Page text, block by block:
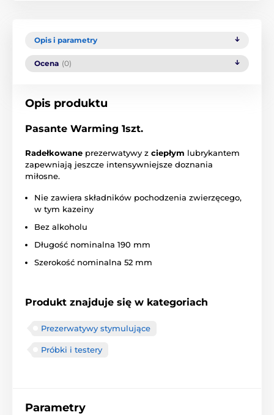
Opis i parametry
Ocena (0)
Opis produktu
Pasante Warming 1szt.
Radełkowane prezerwatywy z ciepłym lubrykantem
zapewniają jeszcze intensywniejsze doznania
miłosne.
Nie zawiera składników pochodzenia zwierzęcego,
w tym kazeiny
Bez alkoholu
Długość nominalna 190 mm
Szerokość nominalna 52 mm
Produkt znajduje się w kategoriach
Prezerwatywy stymulujące
Próbki i testery
Parametry